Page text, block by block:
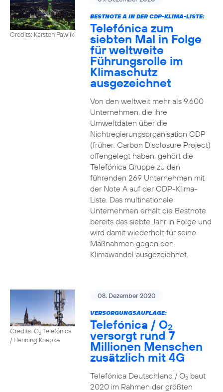
Credits: Karsten Pawlik
BESTNOTE A IN DER CDP-KLIMA-LISTE:
Telefónica zum
siebten Mal in Folge
für weltweite
Führungsrolle im
Klimaschutz
ausgezeichnet
Von den weltweit mehr als 9.600
Unternehmen, die ihre
Umweltdaten über die
Nichtregierungsorganisation CDP
(früher: Carbon Disclosure Project)
offengelegt haben, gehört die
Telefónica Gruppe zu den
führenden 269 Unternehmen mit
der Note A auf der CDP-Klima-
Liste. Das multinationale
Unternehmen erhält die Bestnote
bereits das siebte Jahr in Folge und
wird damit wiederholt für seine
Maßnahmen gegen den
Klimawandel ausgezeichnet.
Credits: O2Telefónica
/ Henning Koepke
08. Dezember 2020
VERSORGUNGSAUFLAGE:
Telefónica / O2
versorgt rund 7
Millionen Menschen
zusätzlich mit 4G
Telefónica Deutschland / O2baut
2020 im Rahmen der größten